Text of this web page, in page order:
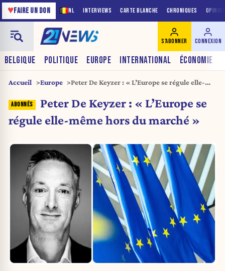
NL INTERVIEWS CARTE BLANCHE CHRONIQUES
♥FAIRE UN DON
BELGIQUE POLITIQUE EUROPE INTERNATIONAL ÉCONOMIE
S'ABONNER CONNEXION
Accueil Europe
Peter De Keyzer : « L’Europe se régule elle-
Peter De Keyzer : « L’Europe se
régule elle-même hors du marché »